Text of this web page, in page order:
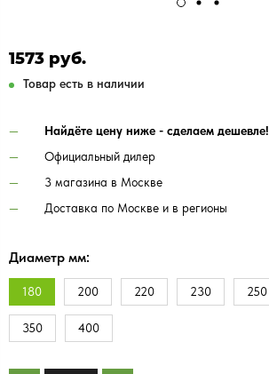
1573 руб.
Товар есть в наличии
Найдёте цену ниже - сделаем дешевле!
Официальный дилер
3 магазина в Москве
Доставка по Москве и в регионы
Диаметр мм:
180 200 220 230 250
350 400